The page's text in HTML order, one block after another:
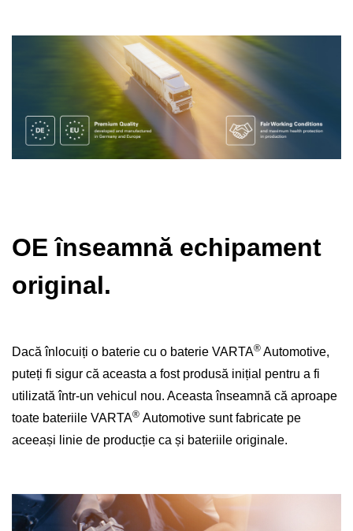
OE înseamnă echipament
original.
Dacă înlocuiți o baterie cu o baterie VARTA® Automotive,
puteți fi sigur că aceasta a fost produsă inițial pentru a fi
utilizată într-un vehicul nou. Aceasta înseamnă că aproape
toate bateriile VARTA® Automotive sunt fabricate pe
aceeași linie de producție ca și bateriile originale.